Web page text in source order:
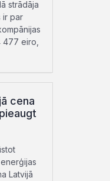
strādāja
ir par
eiro,
cena
Latvijā